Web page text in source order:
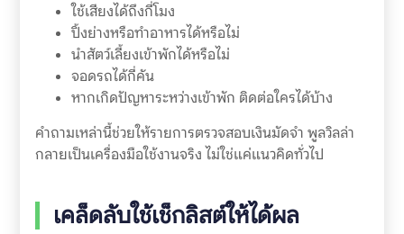
ใช้เสียงได้ถึงกี่โมง
ปิ้งย่างหรือทำอาหารได้หรือไม่
นำสัตว์เลี้ยงเข้าพักได้หรือไม่
จอดรถได้กี่คัน
หากเกิดปัญหาระหว่างเข้าพัก ติดต่อใครได้บ้าง
คำถามเหล่านี้ช่วยให้รายการตรวจสอบเงินมัดจำ พูลวิลล่า
กลายเป็นเครื่องมือใช้งานจริง ไม่ใช่แค่แนวคิดทั่วไป
เคล็ดลับใช้เช็กลิสต์ให้ได้ผล